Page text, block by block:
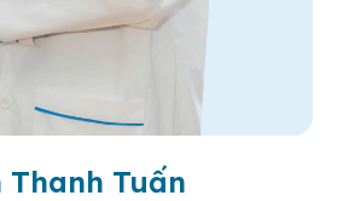
Thanh Tuấn